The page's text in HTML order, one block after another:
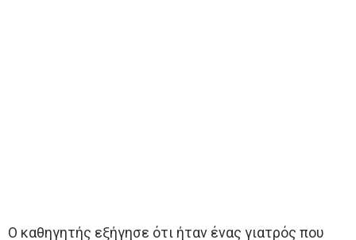
Ο καθηγητής εξήγησε ότι ήταν ένας γιατρός που